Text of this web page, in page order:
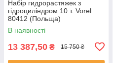
Набір гидрорастяжек з
гідроциліндром 10 т. Vorel
80412 (Польща)
В наявності
13 387,50 ₴ 15 750 ₴